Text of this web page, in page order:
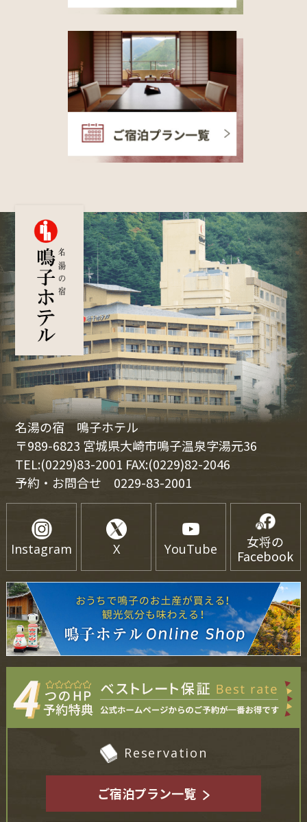
名湯の宿 鳴子ホテル
〒989-6823 宮城県大崎市鳴子温泉字湯元36
TEL:(0229)83-2001 FAX:(0229)82-2046
予約・お問合せ 0229-83-2001
Instagram X YouTube
女将の
Facebook
Reservation
ご宿泊プラン一覧